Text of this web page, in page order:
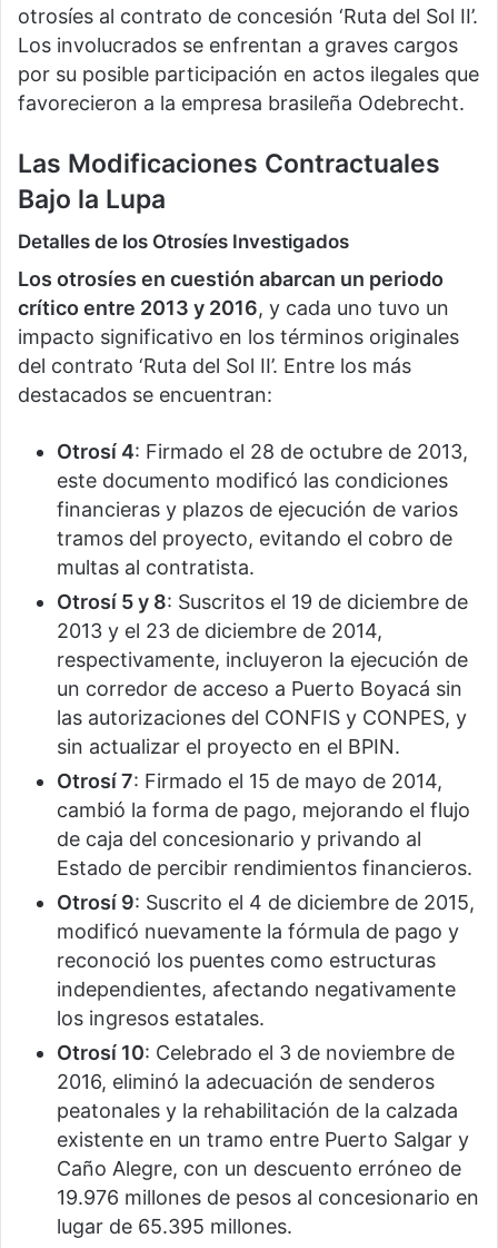
otrosíes al contrato de concesión ‘Ruta del Sol II’.
Los involucrados se enfrentan a graves cargos
por su posible participación en actos ilegales que
favorecieron a la empresa brasileña Odebrecht.
Las Modificaciones Contractuales
Bajo la Lupa
Detalles de los Otrosíes Investigados
Los otrosíes en cuestión abarcan un periodo
crítico entre 2013 y 2016, y cada uno tuvo un
impacto significativo en los términos originales
del contrato ‘Ruta del Sol II’. Entre los más
destacados se encuentran:
Otrosí 4: Firmado el 28 de octubre de 2013,
este documento modificó las condiciones
financieras y plazos de ejecución de varios
tramos del proyecto, evitando el cobro de
multas al contratista.
Otrosí 5 y 8: Suscritos el 19 de diciembre de
2013 y el 23 de diciembre de 2014,
respectivamente, incluyeron la ejecución de
un corredor de acceso a Puerto Boyacá sin
las autorizaciones del CONFIS y CONPES, y
sin actualizar el proyecto en el BPIN.
Otrosí 7: Firmado el 15 de mayo de 2014,
cambió la forma de pago, mejorando el flujo
de caja del concesionario y privando al
Estado de percibir rendimientos financieros.
Otrosí 9: Suscrito el 4 de diciembre de 2015,
modificó nuevamente la fórmula de pago y
reconoció los puentes como estructuras
independientes, afectando negativamente
los ingresos estatales.
Otrosí 10: Celebrado el 3 de noviembre de
2016, eliminó la adecuación de senderos
peatonales y la rehabilitación de la calzada
existente en un tramo entre Puerto Salgar y
Caño Alegre, con un descuento erróneo de
19.976 millones de pesos al concesionario en
lugar de 65.395 millones.